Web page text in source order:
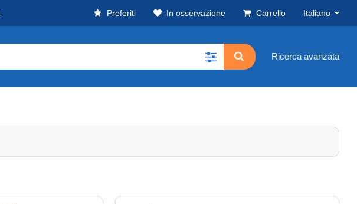
Preferiti In osservazione Carrello Italiano
Ricerca avanzata